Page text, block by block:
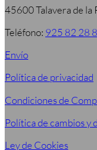
45600 Talavera de la
Teléfono: 925 82 28
Envío
Política de privacidad
Condiciones de
Política de cambios y
Ley de Cookies